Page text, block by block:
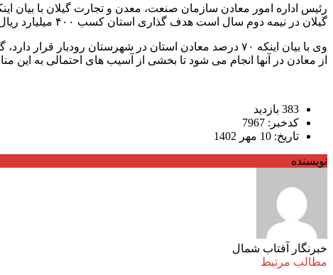
گیلان در نیمه دوم سال است هدف گذاری استان کسب ۴۰۰ میلیارد ریال درآمد از این محل است.
وی با بیان اینکه ۷۰ درصد معادن استان در شهرستان
از معادن در آنها انجام می شود تا بخشی از آسیب های احتمالی به این
383 بازدید
کدخبر: 7967
تاریخ: 10 مهر 1402
نویسنده
خبرنگار آفتاب شمال
مطالب مرتبط